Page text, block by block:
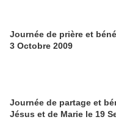
Journée de prière et
3 Octobre 2009
Journée de partage et
Jésus et de Marie le 19